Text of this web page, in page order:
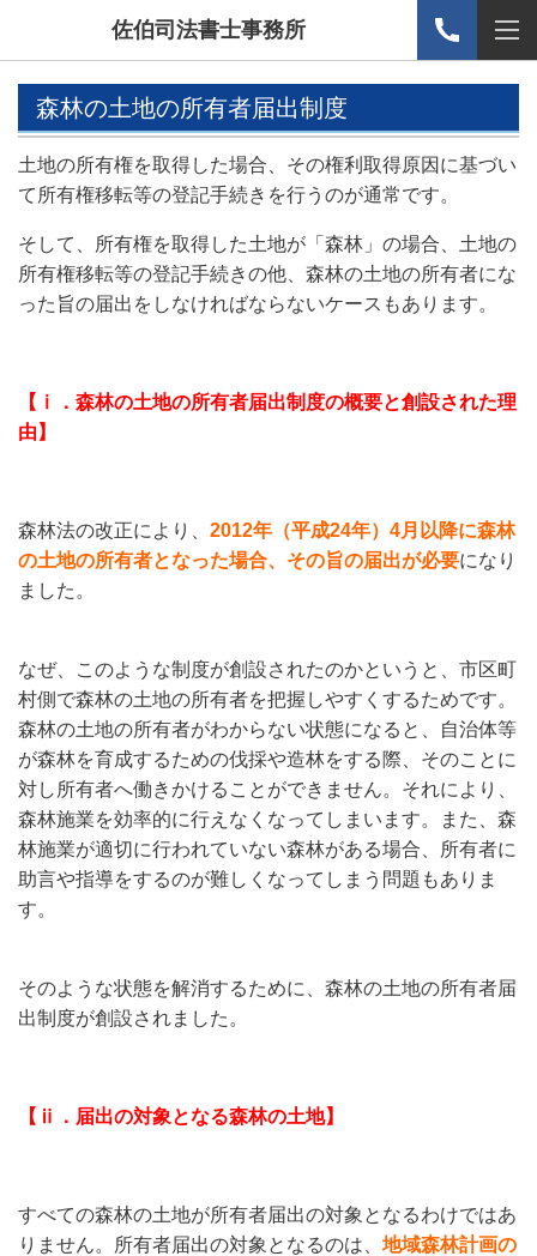
佐伯司法書士事務所
森林の土地の所有者届出制度
土地の所有権を取得した場合、その権利取得原因に基づい
て所有権移転等の登記手続きを行うのが通常です。
そして、所有権を取得した土地が「森林」の場合、土地の
所有権移転等の登記手続きの他、森林の土地の所有者にな
った旨の届出をしなければならないケースもあります。
【ⅰ．森林の土地の所有者届出制度の概要と創設された理
由】
森林法の改正により、 2012年（平成24年）4月以降に森林
の土地の所有者となった場合、その旨の届出が必要になり
ました。
なぜ、このような制度が創設されたのかというと、市区町
村側で森林の土地の所有者を把握しやすくするためです。
森林の土地の所有者がわからない状態になると、自治体等
が森林を育成するための伐採や造林をする際、そのことに
対し所有者へ働きかけることができません。それにより、
森林施業を効率的に行えなくなってしまいます。また、森
林施業が適切に行われていない森林がある場合、所有者に
助言や指導をするのが難しくなってしまう問題もありま
す。
そのような状態を解消するために、森林の土地の所有者届
出制度が創設されました。
【ⅱ．届出の対象となる森林の土地】
すべての森林の土地が所有者届出の対象となるわけではあ
りません。所有者届出の対象となるのは、 地域森林計画の